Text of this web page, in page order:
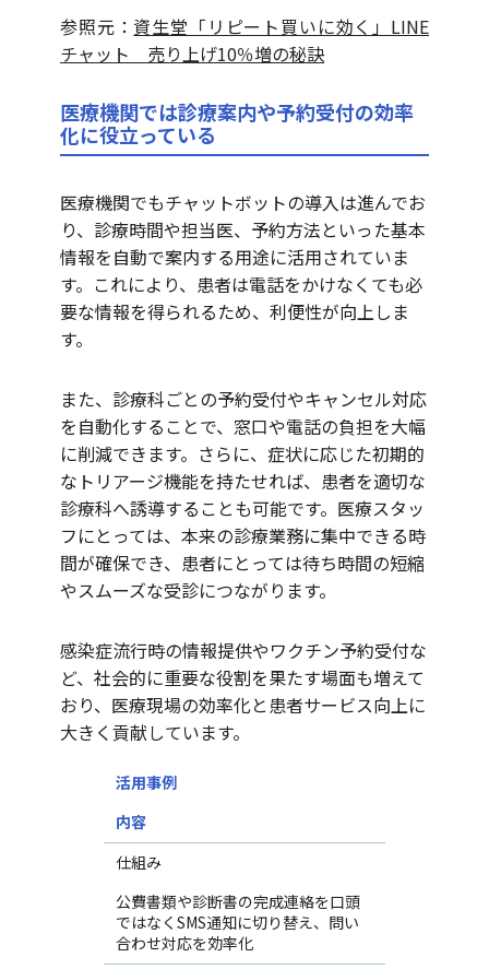
参照元： 資生堂「リピート買いに効く」LINE
チャット 売り上げ10％増の秘訣
医療機関では診療案内や予約受付の効率
化に役立っている
医療機関でもチャットボットの導入は進んでお
り、診療時間や担当医、予約方法といった基本
情報を自動で案内する用途に活用されていま
す。これにより、患者は電話をかけなくても必
要な情報を得られるため、利便性が向上しま
す。
また、診療科ごとの予約受付やキャンセル対応
を自動化することで、窓口や電話の負担を大幅
に削減できます。さらに、症状に応じた初期的
なトリアージ機能を持たせれば、患者を適切な
診療科へ誘導することも可能です。医療スタッ
フにとっては、本来の診療業務に集中できる時
間が確保でき、患者にとっては待ち時間の短縮
やスムーズな受診につながります。
感染症流行時の情報提供やワクチン予約受付な
ど、社会的に重要な役割を果たす場面も増えて
おり、医療現場の効率化と患者サービス向上に
大きく貢献しています。
活用事例
内容
仕組み
公費書類や診断書の完成連絡を口頭
ではなくSMS通知に切り替え、問い
合わせ対応を効率化